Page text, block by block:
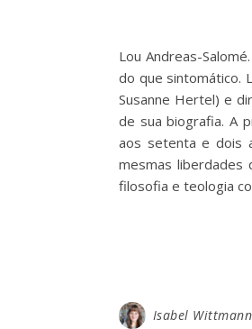
Lou Andreas-
do que sintomático.
Susanne Hertel) e
de sua biografia. A
aos setenta e dois
mesmas liberdades
filosofia e teologia
Isabel Wittmann